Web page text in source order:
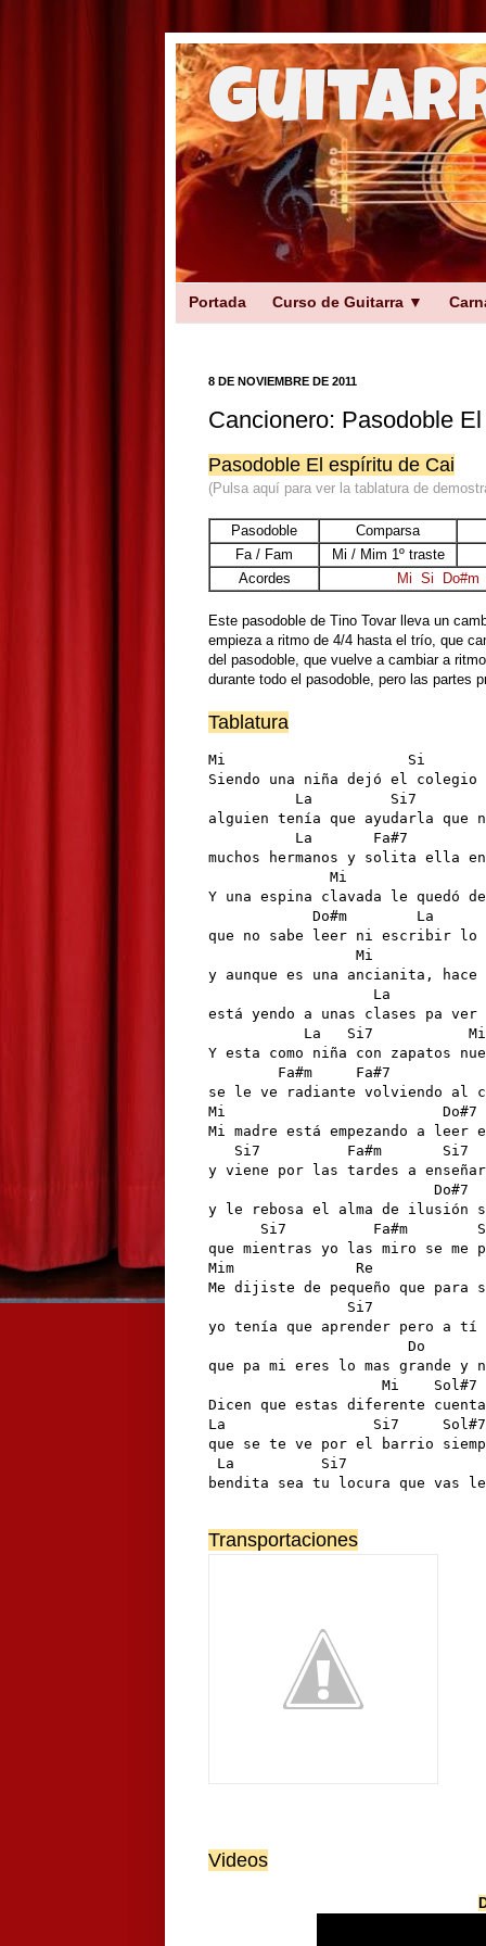
Portada Curso de Guitarra ▼
8 DE NOVIEMBRE DE 2011
Cancionero: Pasodoble
Pasodoble El espíritu de Cai
(Pulsa aquí para ver la tablatura de
Pasodoble
Comparsa
Fa / Fam
Mi / Mim 1º traste
Acordes
Mi Si Do#m
Este pasodoble de Tino Tovar lleva un
empieza a ritmo de 4/4 hasta el trío, que
del pasodoble, que vuelve a cambiar a
durante todo el pasodoble, pero las partes
Tablatura
Mi
Siendo una niña dejó el colegio
La         Si7
alguien tenía que ayudarla que
La       Fa#7
muchos hermanos y solita ella
Mi
Y una espina clavada le quedó
Do#m        La
que no sabe leer ni escribir lo
Mi
y aunque es una ancianita, hace
La
está yendo a unas clases pa
           La   Si7           Mi
Y esta como niña con zapatos
Fa#m     Fa#7
se le ve radiante volviendo al
Mi
Mi madre está empezando a leer
Si7          Fa#m       Si7
y viene por las tardes a
Do#7
y le rebosa el alma de ilusión
Si7          Fa#m
que mientras yo las miro se me
Mim
Me dijiste de pequeño que para
Si7
yo tenía que aprender pero a
Do
que pa mi eres lo mas grande
Mi    Sol#7
Dicen que estas diferente
La                 Si7     Sol#7
que se te ve por el barrio
La          Si7
bendita sea tu locura que vas
Transportaciones
Videos